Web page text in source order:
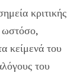
κριτικής
ωστόσο,
κείμενά του
του